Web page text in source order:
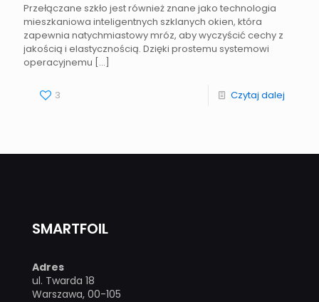
Przełączane szkło jest również znane jako technologia
mieszkaniowa inteligentnych szklanych okien, która
zapewnia natychmiastowy mróz, aby wyczyścić cechy z
jakością i elastycznością. Dzięki prostemu systemowi
operacyjnemu […]
3 Czytaj dalej
SMARTFOIL
Adres
ul. Twarda 18
Warszawa, 00-105